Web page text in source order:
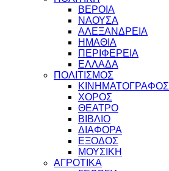
ΒΕΡΟΙΑ
ΝΑΟΥΣΑ
ΑΛΕΞΑΝΔΡΕΙΑ
ΗΜΑΘΙΑ
ΠΕΡΙΦΕΡΕΙΑ
ΕΛΛΑΔΑ
ΠΟΛΙΤΙΣΜΟΣ
ΚΙΝΗΜΑΤΟΓΡΑΦΟΣ
ΧΟΡΟΣ
ΘΕΑΤΡΟ
ΒΙΒΛΙΟ
ΔΙΑΦΟΡΑ
ΕΞΟΔΟΣ
ΜΟΥΣΙΚΗ
ΑΓΡΟΤΙΚΑ